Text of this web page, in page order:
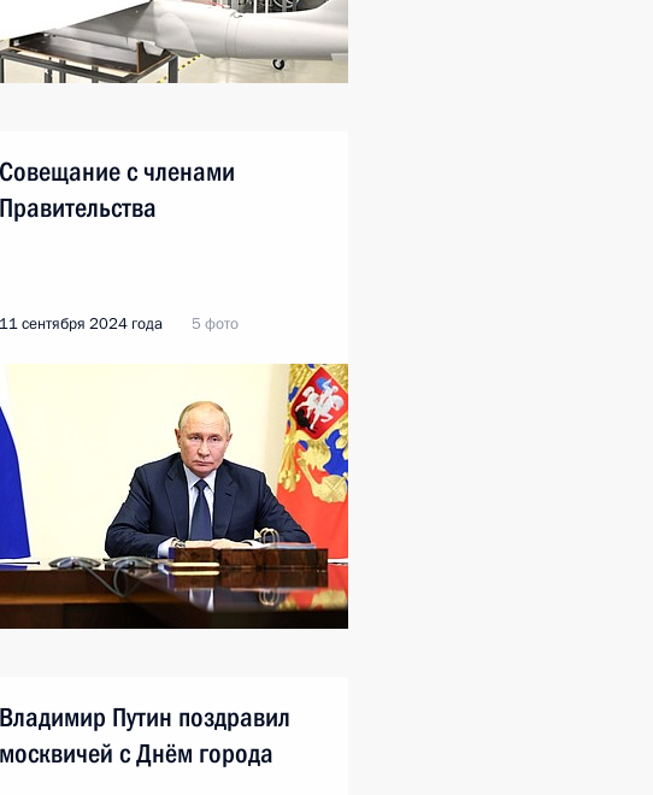
Совещание с членами
Правительства
11 сентября 2024 года 5 фото
Владимир Путин поздравил
москвичей с Днём города